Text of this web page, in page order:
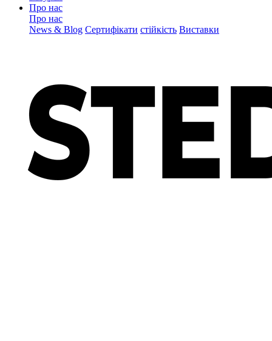
Про нас
Про нас
News & Blog Сертифікати стійкість Виставки